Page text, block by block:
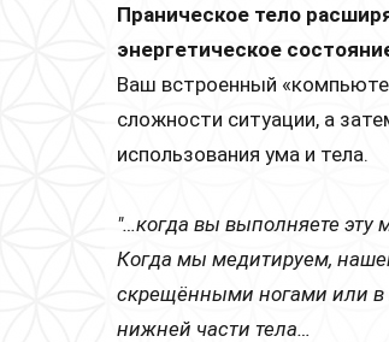
Праническое тело
энергетическое
Ваш встроенный
сложности ситуации, а
использования ума и тела.
"…когда вы выполняете эту
Когда мы медитируем,
скрещёнными ногами или в
нижней части тела…